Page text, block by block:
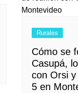
Rurales
Cómo se
Casupá,
con Orsi
5 en